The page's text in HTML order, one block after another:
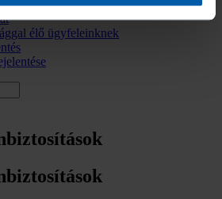
élő ügyfeleinknek